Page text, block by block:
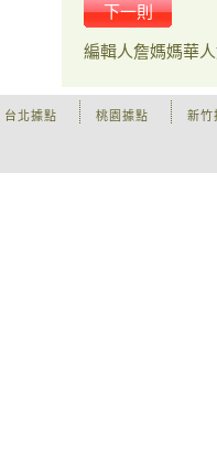
下一則
編輯人詹媽媽華
新竹
桃園據點
台北據點